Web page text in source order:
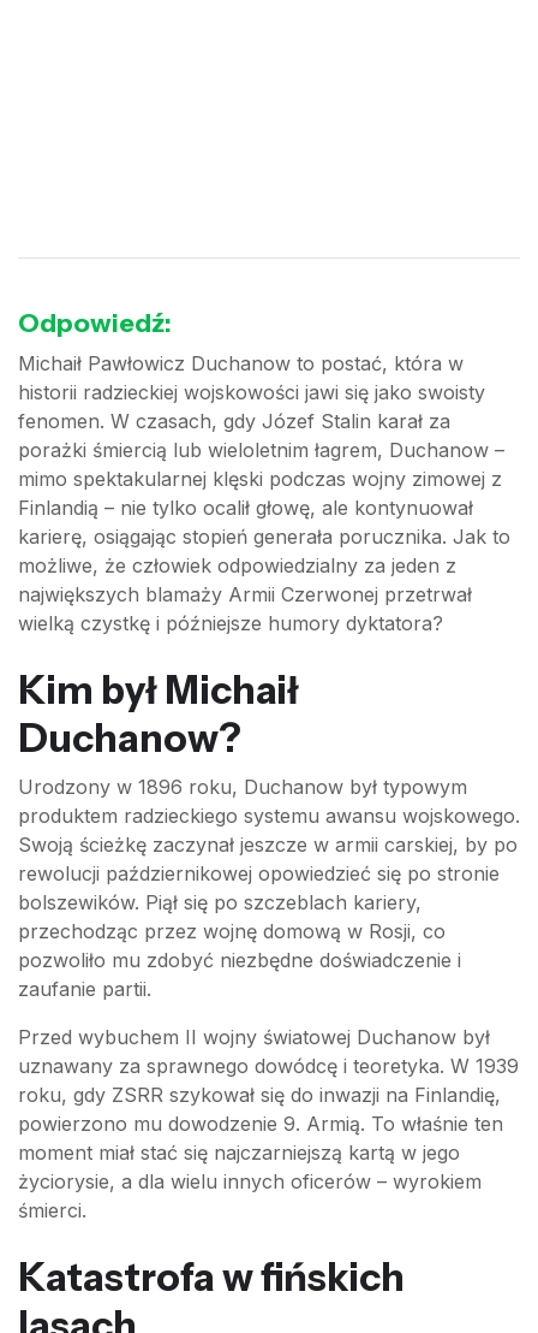
Odpowiedź:
Michaił Pawłowicz Duchanow to postać, która w
historii radzieckiej wojskowości jawi się jako swoisty
fenomen. W czasach, gdy Józef Stalin karał za
porażki śmiercią lub wieloletnim łagrem, Duchanow –
mimo spektakularnej klęski podczas wojny zimowej z
Finlandią – nie tylko ocalił głowę, ale kontynuował
karierę, osiągając stopień generała porucznika. Jak to
możliwe, że człowiek odpowiedzialny za jeden z
największych blamaży Armii Czerwonej przetrwał
wielką czystkę i późniejsze humory dyktatora?
Kim był Michaił
Duchanow?
Urodzony w 1896 roku, Duchanow był typowym
produktem radzieckiego systemu awansu wojskowego.
Swoją ścieżkę zaczynał jeszcze w armii carskiej, by po
rewolucji październikowej opowiedzieć się po stronie
bolszewików. Piął się po szczeblach kariery,
przechodząc przez wojnę domową w Rosji, co
pozwoliło mu zdobyć niezbędne doświadczenie i
zaufanie partii.
Przed wybuchem II wojny światowej Duchanow był
uznawany za sprawnego dowódcę i teoretyka. W 1939
roku, gdy ZSRR szykował się do inwazji na Finlandię,
powierzono mu dowodzenie 9. Armią. To właśnie ten
moment miał stać się najczarniejszą kartą w jego
życiorysie, a dla wielu innych oficerów – wyrokiem
śmierci.
Katastrofa w fińskich